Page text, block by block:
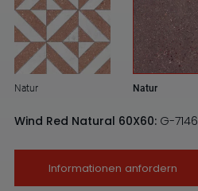
Natur Natur
Wind Red Natural 60X60: G-7146
Informationen anfordern